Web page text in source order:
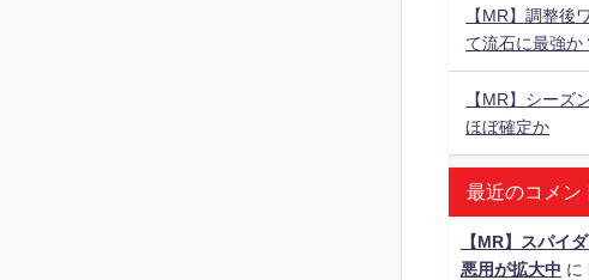
【MR】調整後
て流石に最強か
【MR】シーズ
ほぼ確定か
最近のコメン
【MR】スパイ
悪用が拡大中 に